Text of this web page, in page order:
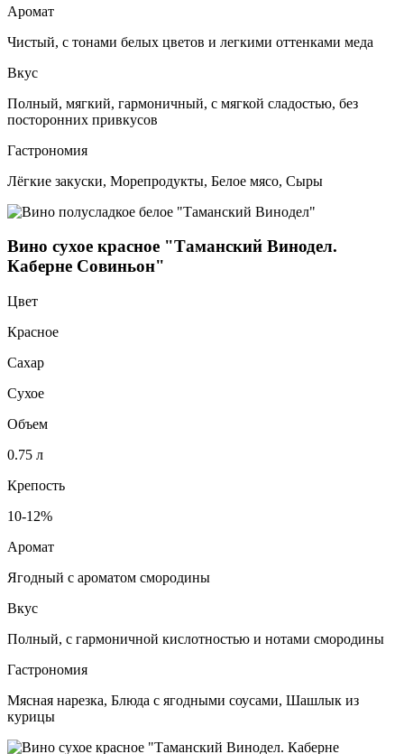
Аромат
Чистый, с тонами белых цветов и легкими оттенками меда
Вкус
Полный, мягкий, гармоничный, с мягкой сладостью, без
посторонних привкусов
Гастрономия
Лёгкие закуски, Морепродукты, Белое мясо, Сыры
Вино сухое красное "Таманский Винодел.
Каберне Совиньон"
Цвет
Красное
Сахар
Сухое
Объем
0.75 л
Крепость
10-12%
Аромат
Ягодный с ароматом смородины
Вкус
Полный, с гармоничной кислотностью и нотами смородины
Гастрономия
Мясная нарезка, Блюда с ягодными соусами, Шашлык из
курицы